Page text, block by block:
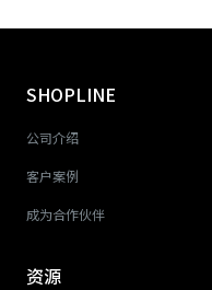
SHOPLINE
公司介绍
客户案例
成为合作伙伴
资源